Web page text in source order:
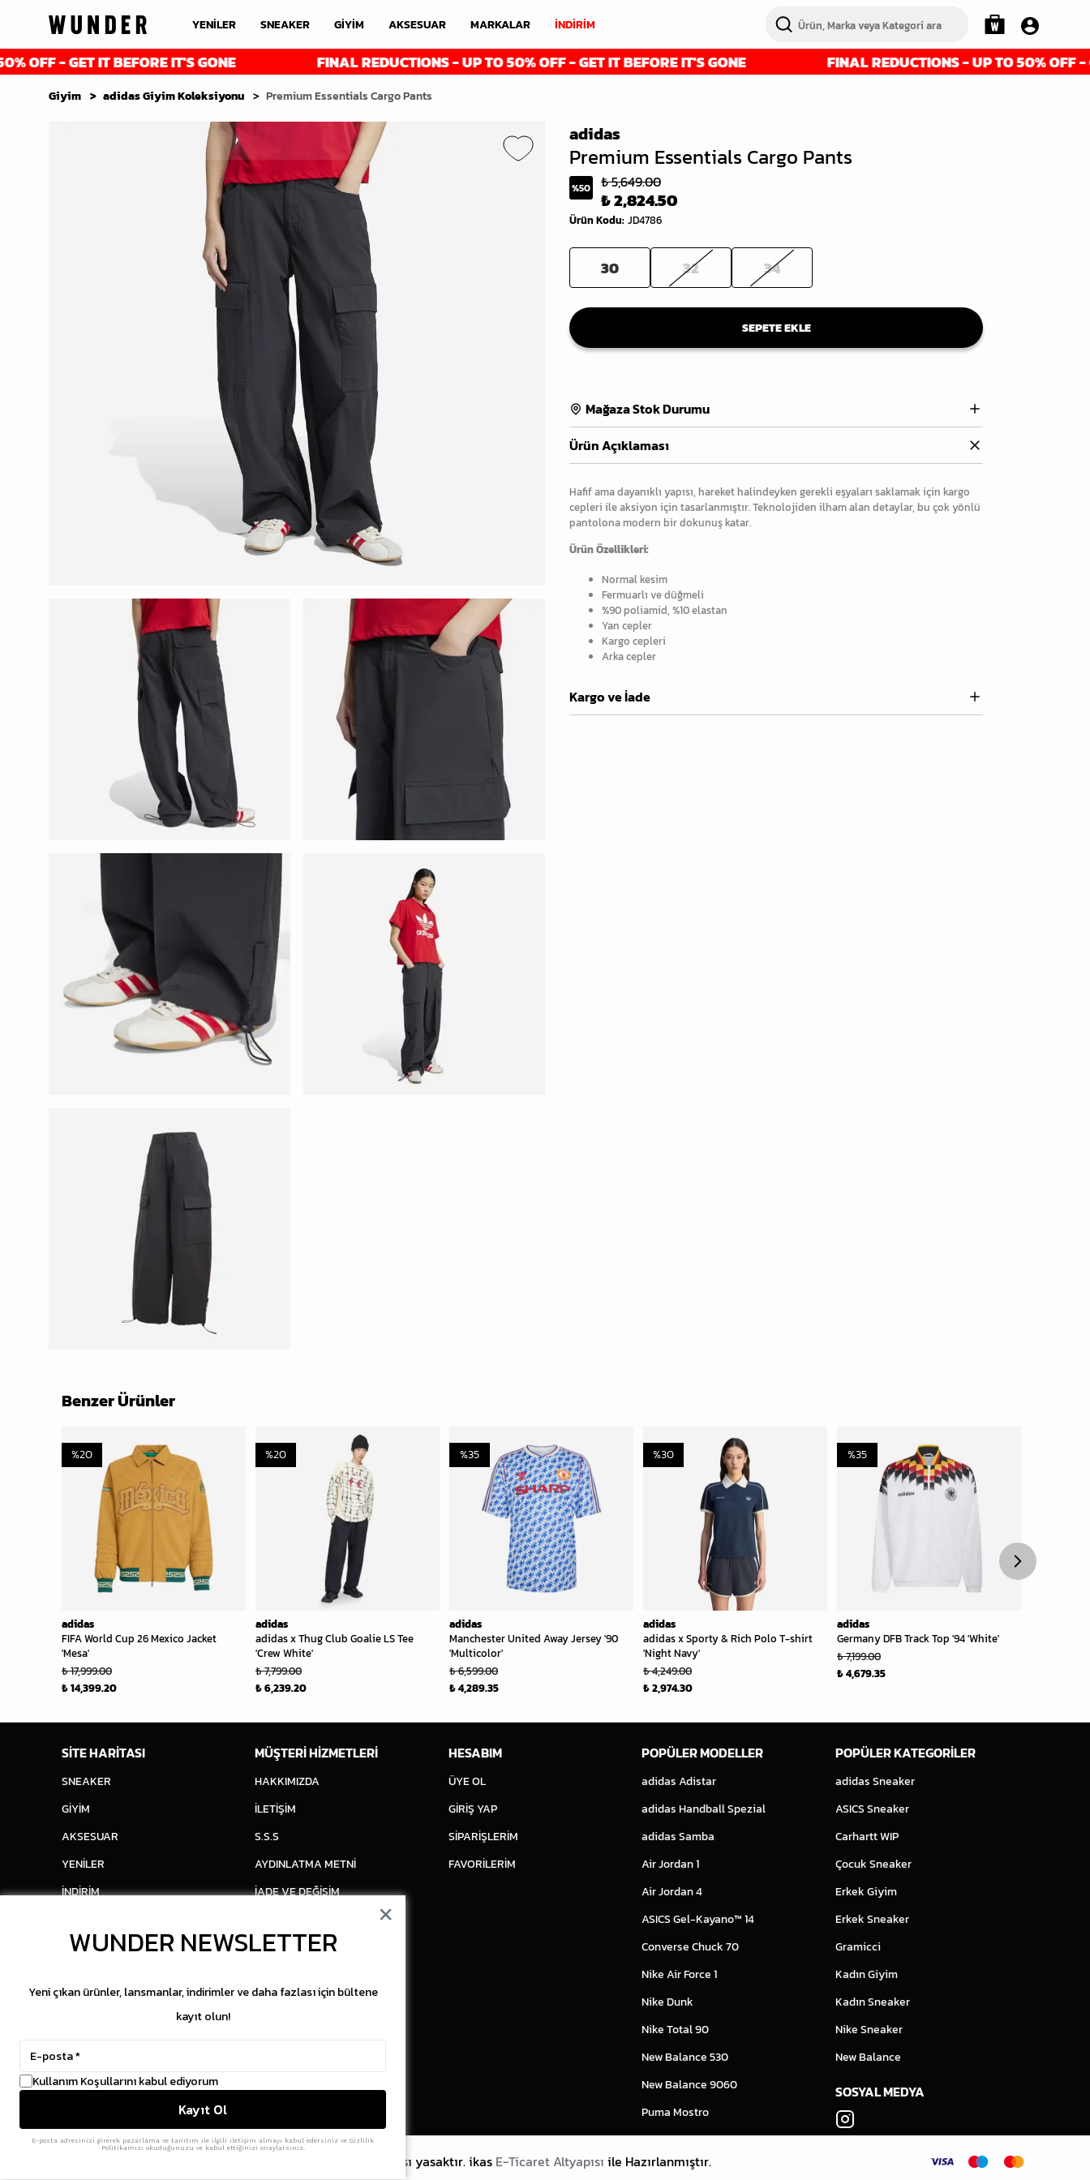
YENİLER SNEAKER GİYİM AKSESUAR MARKALAR İNDİRİM
GET IT BEFORE IT'S GONE FINAL REDUCTIONS - UP TO 50% OFF - GET IT BEFORE IT'S GONE FINAL REDUCTIONS - UP TO 50% OFF - GET IT
Giyim adidas Giyim Koleksiyonu Premium Essentials Cargo Pants
adidas
Premium Essentials Cargo Pants
%50 ₺ 5,649.00
₺ 2,824.50
Ürün Kodu: JD4786
30 32 34
SEPETE EKLE
Mağaza Stok Durumu
Ürün Açıklaması
Hafif ama dayanıklı yapısı, hareket halindeyken gerekli eşyaları saklamak için kargo
cepleri ile aksiyon için tasarlanmıştır. Teknolojiden ilham alan detaylar, bu çok yönlü
pantolona modern bir dokunuş katar.
Ürün Özellikleri:
Normal kesim
Fermuarlı ve düğmeli
%90 poliamid, %10 elastan
Yan cepler
Kargo cepleri
Arka cepler
Kargo ve İade
Benzer Ürünler
adidas
FIFA World Cup 26 Mexico Jacket
'Mesa'
%20
₺ 17,999.00
₺ 14,399.20
adidas
adidas x Thug Club Goalie LS Tee
'Crew White'
%20
₺ 7,799.00
₺ 6,239.20
adidas
Manchester United Away Jersey '90
'Multicolor'
%35
₺ 6,599.00
₺ 4,289.35
adidas
adidas x Sporty & Rich Polo T-shirt
'Night Navy'
%30
₺ 4,249.00
₺ 2,974.30
adidas
Germany DFB Track Top '94 'White'
%35
₺ 7,199.00
₺ 4,679.35
SİTE HARİTASI
SNEAKER
GİYİM
AKSESUAR
YENİLER
İNDİRİM
MÜŞTERİ HİZMETLERİ
HAKKIMIZDA
İLETİŞİM
S.S.S
AYDINLATMA METNİ
İADE VE DEĞİŞİM
HESABIM
ÜYE OL
GİRİŞ YAP
SİPARİŞLERİM
FAVORİLERİM
POPÜLER MODELLER
adidas Adistar
adidas Handball Spezial
adidas Samba
Air Jordan 1
Air Jordan 4
ASICS Gel-Kayano™ 14
Converse Chuck 70
Nike Air Force 1
Nike Dunk
Nike Total 90
New Balance 530
New Balance 9060
Puma Mostro
POPÜLER KATEGORİLER
adidas Sneaker
ASICS Sneaker
Carhartt WIP
Çocuk Sneaker
Erkek Giyim
Erkek Sneaker
Gramicci
Kadın Giyim
Kadın Sneaker
Nike Sneaker
New Balance
SOSYAL MEDYA
Copyright © 2026 WUNDER. İçeriklerin izinsiz kopyalanması yasaktır.ikas E-Ticaret Altyapısı ile Hazırlanmıştır.
WUNDER NEWSLETTER
Yeni çıkan ürünler, lansmanlar, indirimler ve daha fazlası için bültene
kayıt olun!
Kullanım Koşullarını kabul ediyorum
Kayıt Ol
E-posta adresinizi girerek pazarlama ve tanıtım ile ilgili iletişim almayı kabul edersiniz ve Gizlilik
Politikamızı okuduğunuzu ve kabul ettiğinizi onaylarsınız.